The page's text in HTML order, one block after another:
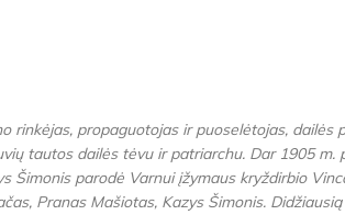
propaguotojas ir puoselėtojas,
tautos dailės tėvu ir patriarchu. Dar 1905
parodė Varnui įžymaus kryždirbio
Pranas Mašiotas, Kazys Šimonis.